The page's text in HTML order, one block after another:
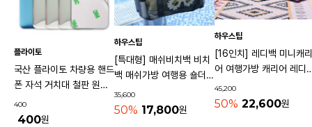
플라이토
국산 플라이토 차량용 핸드
폰 자석 거치대 철판 원형
사각 40mm
400
400원
하우스팁
[특대형] 매쉬비치백 비치
백 매쉬가방 여행용 숄더백
물놀이가방 수영가방 물빠
지는가방
35,600
50% 17,800원
하우스팁
[16인치] 레디백 미니캐리
어 여행가방 캐리어 레디
기내용가방
45,200
50% 22,600원